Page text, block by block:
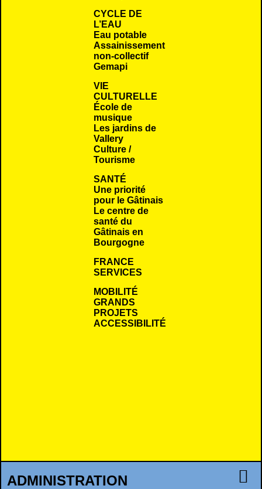
CYCLE DE
L’EAU
Eau potable
Assainissement
non-collectif
Gemapi
VIE
CULTURELLE
École de
musique
Les jardins de
Vallery
Culture /
Tourisme
SANTÉ
Une priorité
pour le Gâtinais
Le centre de
santé du
Gâtinais en
Bourgogne
FRANCE
SERVICES
MOBILITÉ
GRANDS
PROJETS
ACCESSIBILITÉ
ADMINISTRATION